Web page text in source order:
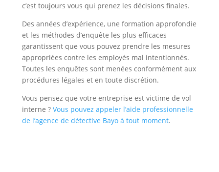
c’est toujours vous qui prenez les décisions finales.
Des années d’expérience, une formation approfondie
et les méthodes d’enquête les plus efficaces
garantissent que vous pouvez prendre les mesures
appropriées contre les employés mal intentionnés.
Toutes les enquêtes sont menées conformément aux
procédures légales et en toute discrétion.
Vous pensez que votre entreprise est victime de vol
interne ? Vous pouvez appeler l’aide professionnelle
de l’agence de détective Bayo à tout moment.